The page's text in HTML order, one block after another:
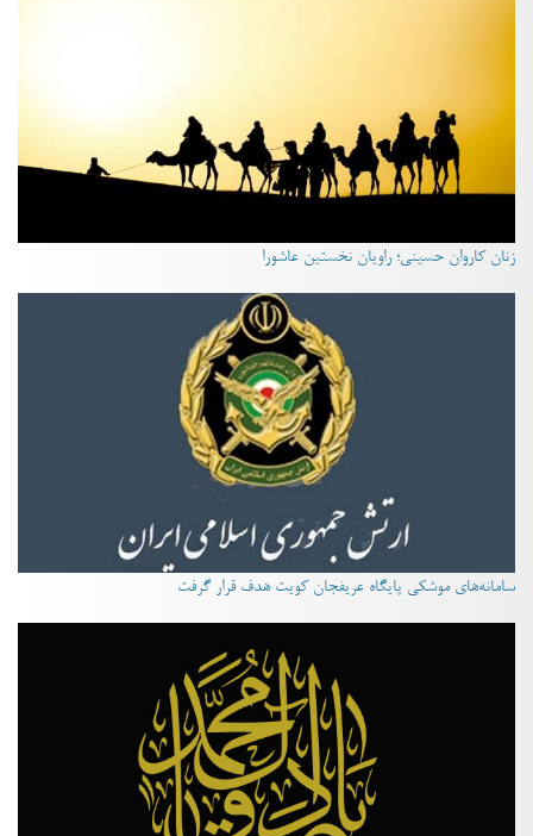
زنان کاروان حسینی؛ راویان نخستین عاشورا
سامانه‌های موشکی پایگاه عریفجان کویت هدف قرار گرفت